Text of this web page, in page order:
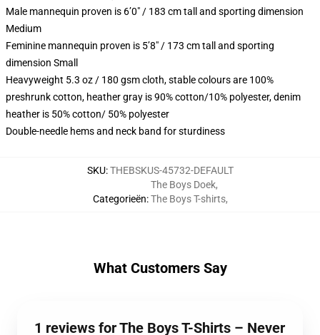
Male mannequin proven is 6’0″ / 183 cm tall and sporting dimension
Medium
Feminine mannequin proven is 5’8″ / 173 cm tall and sporting
dimension Small
Heavyweight 5.3 oz / 180 gsm cloth, stable colours are 100%
preshrunk cotton, heather gray is 90% cotton/10% polyester, denim
heather is 50% cotton/ 50% polyester
Double-needle hems and neck band for sturdiness
SKU:THEBSKUS-45732-DEFAULT
Categorieën:
The Boys Doek,
The Boys T-shirts,
What Customers Say
1 reviews for The Boys T-Shirts – Never